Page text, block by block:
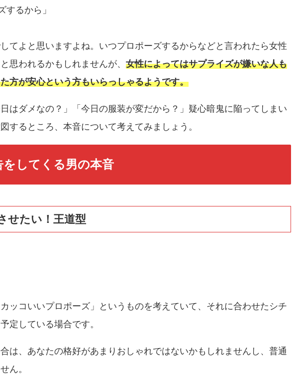
するから」
てよと思いますよね。いつプロポーズするからなどと言われたら女性
思われるかもしれませんが、 女性によってはサプライズが嫌いな人も
方が安心という方もいらっしゃるようです。
はダメなの？」「今日の服装が変だから？」疑心暗鬼に陥ってしまい
するところ、本音について考えてみましょう。
してくる男の本音
せたい！王道型
ッコいいプロポーズ」というものを考えていて、それに合わせたシチ
定している場合です。
は、あなたの格好があまりおしゃれではないかもしれませんし、普通
ん。